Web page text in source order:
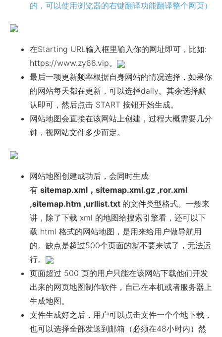
的，可以使用浏览器的右键翻译功能翻译整个网页）
在Starting URL输入框里输入你的网址即可，比如:
https://www.zy66.vip。
最后一项更新频率根据自身网站的情况选择，如果你
的网站每天都在更新，可以选择daily。其余选择默
认即可，然后点击 START 按钮开始生成。
网站地图会直接在该网站上创建，过程大概需要几分
钟，视网站文件多少而定。
网站地图创建成功后，会同时生成
有 sitemap.xml，sitemap.xml.gz ,ror.xml
,sitemap.htm ,urllist.txt 的文件类型格式。一般来
讲，除了下载 xml 的地图给搜索引擎看，还可以下
载 html 格式的网站地图，是用来给用户做导航用
的。缺点是超过500个页面的就不要来试了，无法运
行。
页面超过 500 页的用户只能在该网站下载他们开发
出来的网页地图制作软件，自己在本机或者服务器上
生成地图。
文件生成好之后，用户可以点击文件一个个地下载，
也可以选择全部发送到邮箱（必须在48小时内）然